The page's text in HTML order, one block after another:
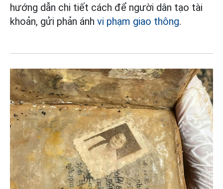
hướng dẫn chi tiết cách để người dân tạo tài
khoản, gửi phản ánh vi phạm giao thông.